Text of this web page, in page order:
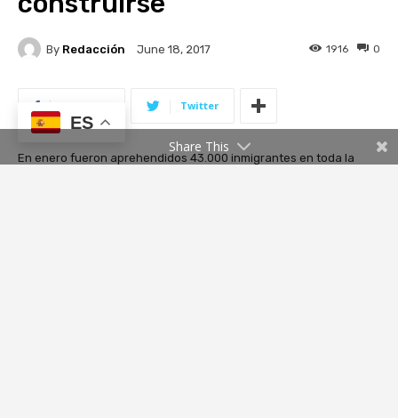
ES
Share This